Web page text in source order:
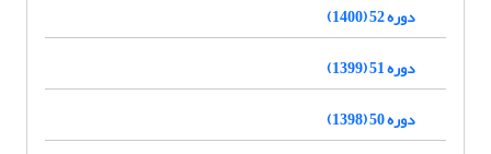
دوره 52 (1400)
دوره 51 (1399)
دوره 50 (1398)